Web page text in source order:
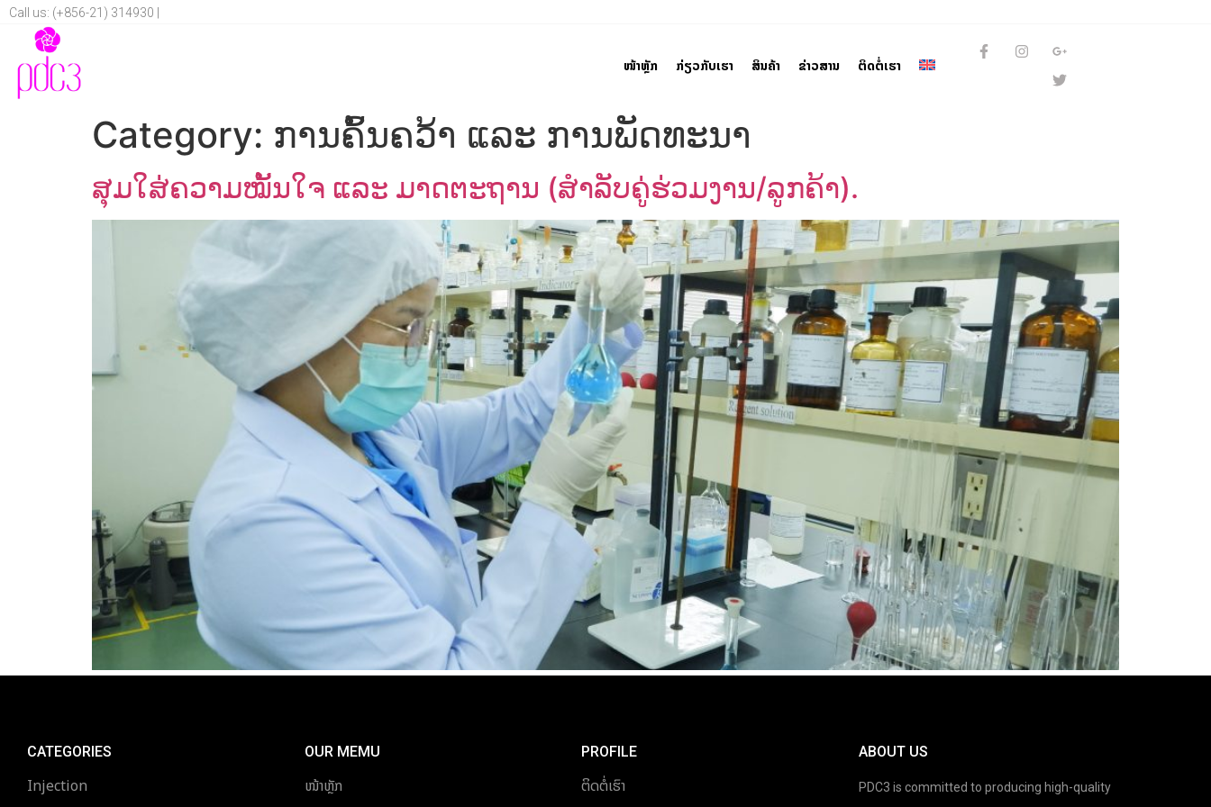
Call us: (+856-21) 314930 |
ໜ້າຫຼັກ ກ່ຽວກັບເຮົາ ສິນຄ້າ ຂ່າວສານ ຕິດຕໍ່ເຮົາ
Category: ການຄົ້ນຄວ້າ ແລະ ການພັດທະນາ
ສຸມໃສ່ຄວາມໝັ້ນໃຈ ແລະ ມາດຕະຖານ (ສຳລັບຄູ່ຮ່ວມງານ/ລູກຄ້າ).
CATEGORIES
Injection
OUR MEMU
ໜ້າຫຼັກ
PROFILE
ຕິດຕໍ່ເຮົາ
ABOUT US
PDC3 is committed to producing high-quality